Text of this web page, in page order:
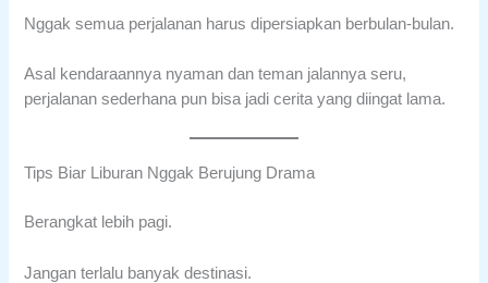
Nggak semua perjalanan harus dipersiapkan berbulan-bulan.
Asal kendaraannya nyaman dan teman jalannya seru,
perjalanan sederhana pun bisa jadi cerita yang diingat lama.
Tips Biar Liburan Nggak Berujung Drama
Berangkat lebih pagi.
Jangan terlalu banyak destinasi.